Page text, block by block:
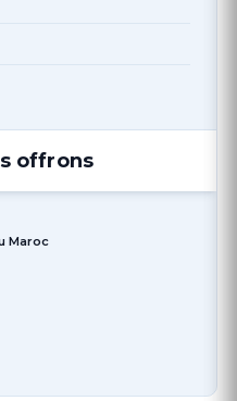
offrons
Maroc